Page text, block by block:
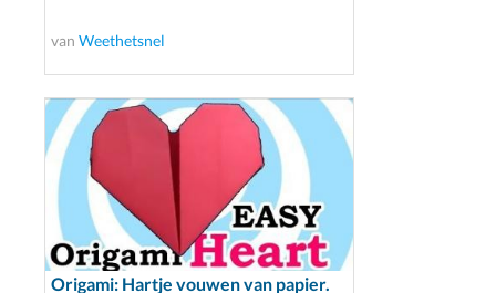
van Weethetsnel
Origami: Hartje vouwen van papier.